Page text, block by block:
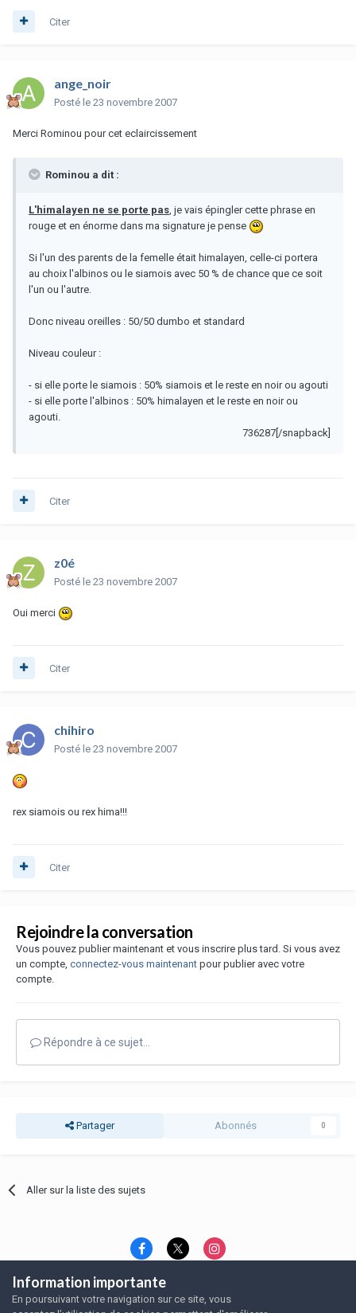
Citer
ange_noir
Posté le 23 novembre 2007
Merci Rominou pour cet eclaircissement
Rominou a dit :
L'himalayen ne se porte pas , je vais épingler cette phrase en
rouge et en énorme dans ma signature je pense
Si l'un des parents de la femelle était himalayen, celle-ci portera
au choix l'albinos ou le siamois avec 50 % de chance que ce soit
l'un ou l'autre.
Donc niveau oreilles : 50/50 dumbo et standard
Niveau couleur :
- si elle porte le siamois : 50% siamois et le reste en noir ou agouti
- si elle porte l'albinos : 50% himalayen et le reste en noir ou
agouti.
736287[/snapback]
Citer
z0é
Posté le 23 novembre 2007
Oui merci
Citer
chihiro
Posté le 23 novembre 2007
rex siamois ou rex hima!!!
Citer
Rejoindre la conversation
Vous pouvez publier maintenant et vous inscrire plus tard. Si vous avez
un compte, connectez-vous maintenant pour publier avec votre
compte.
Répondre à ce sujet…
Partager Abonnés 0
Aller sur la liste des sujets
Langue Thème
Politique de confidentialité
Nous contacter
Nous contacter
Information importante
En poursuivant votre navigation sur ce site, vous